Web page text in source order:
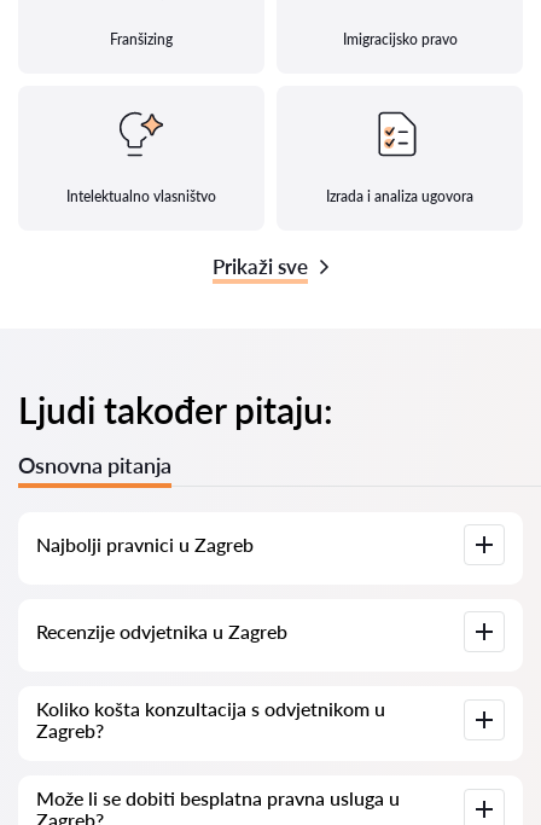
Franšizing Imigracijsko pravo
Intelektualno vlasništvo Izrada i analiza ugovora
Prikaži sve
Ljudi također pitaju:
Osnovna pitanja
Najbolji pravnici u Zagreb
informacijama. Cijene, recenzije, telefonski brojevi i adrese.
Recenzije odvjetnika u Zagreb
odvjetnicima. Ne brišemo negativne recenzije niti postoji
mogućnost njihovog lažnog povećavanja.
Koliko košta konzultacija s odvjetnikom u
Zagreb?
nadalje (cijene mogu varirati ovisno o složenosti pitanja i
Može li se dobiti besplatna pravna usluga u
Zagreb?